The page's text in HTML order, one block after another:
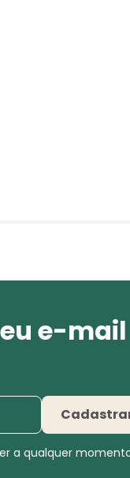
e-mail
a qualquer